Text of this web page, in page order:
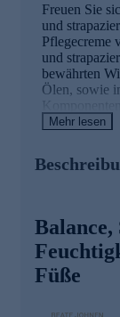
Freuen Sie
und
Pflegecreme
und
bewährten
Ölen, sowie
Lösung für
Die
Spendet
Stärkt die
Mehr lesen
Balance,
Füße